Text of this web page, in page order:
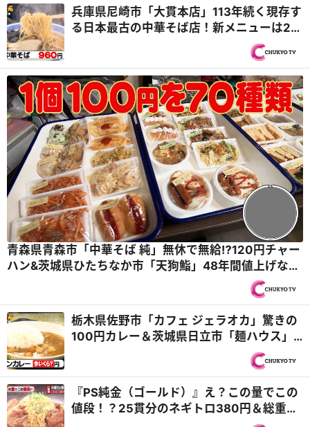
兵庫県尼崎市「大貫本店」113年続く現存す
る日本最古の中華そば店！新メニューは20
年に一度！？継ぎ足し醤油の中華そば＆ス
青森県青森市「中華そば 純」無休で無給⁉120円チャー
ハン&茨城県ひたちなか市「天狗鮨」48年間値上げな
し！本格職人が握る100均寿司『オモウマい店』
栃木県佐野市「カフェ ジェラオカ」驚きの
100円カレー＆茨城県日立市「麺ハウス」
200円の仏様ラーメンが再び！激安店の現
『PS純金（ゴールド）』え？この量でこの
値段！？25貫分のネギトロ380円＆総重量